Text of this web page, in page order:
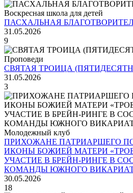
Воскресная школа для детей
ПАСХАЛЬНАЯ
31.05.2026
9
Проповеди
СВЯТАЯ ТРОИЦА
31.05.2026
3
Молодежный клуб
ПРИХОЖАНЕ ПАТРИАРШЕГО
ИКОНЫ БОЖИЕЙ МАТЕРИ
УЧАСТИЕ В БРЕЙН-РИНГЕ В
КОМАНДЫ ЮЖНОГО
30.05.2026
18